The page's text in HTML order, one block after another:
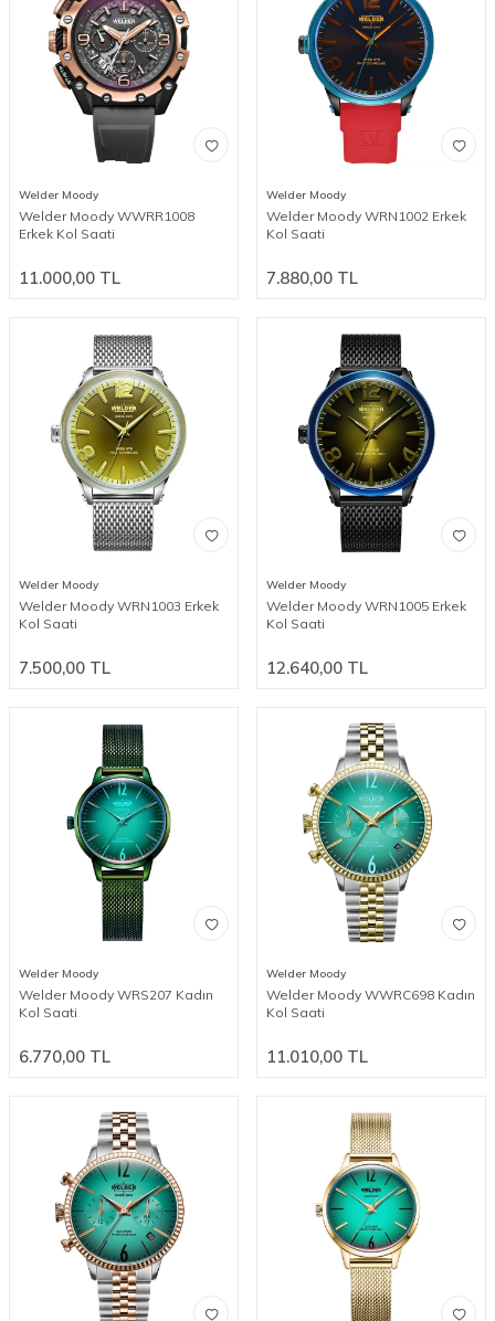
Welder Moody
Welder Moody WWRR1008
Erkek Kol Saati
11.000,00 TL
Welder Moody
Welder Moody WRN1002 Erkek
Kol Saati
7.880,00 TL
Welder Moody
Welder Moody WRN1003 Erkek
Kol Saati
7.500,00 TL
Welder Moody
Welder Moody WRN1005 Erkek
Kol Saati
12.640,00 TL
Welder Moody
Welder Moody WRS207 Kadın
Kol Saati
6.770,00 TL
Welder Moody
Welder Moody WWRC698 Kadın
Kol Saati
11.010,00 TL